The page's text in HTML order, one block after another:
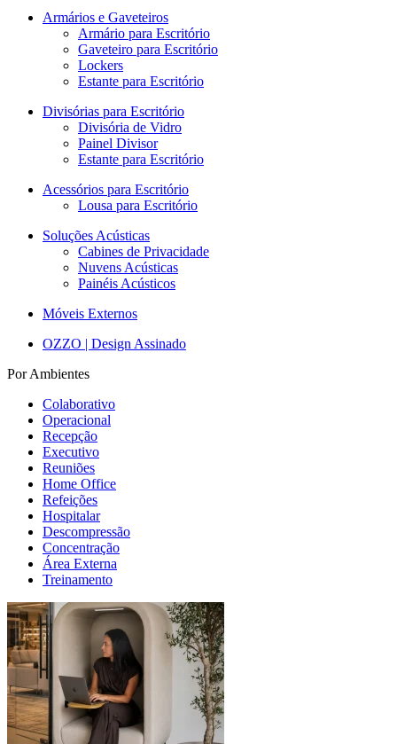
Armários e Gaveteiros
Armário para Escritório
Gaveteiro para Escritório
Lockers
Estante para Escritório
Divisórias para Escritório
Divisória de Vidro
Painel Divisor
Estante para Escritório
Acessórios para Escritório
Lousa para Escritório
Soluções Acústicas
Cabines de Privacidade
Nuvens Acústicas
Painéis Acústicos
Móveis Externos
OZZO | Design Assinado
Por Ambientes
Colaborativo
Operacional
Recepção
Executivo
Reuniões
Home Office
Refeições
Hospitalar
Descompressão
Concentração
Área Externa
Treinamento